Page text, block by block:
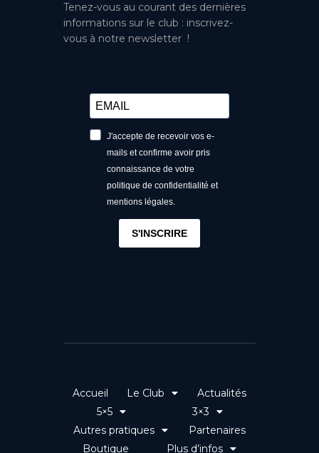
Tenez-vous au courant des dernières
informations sur le club : inscrivez-
vous à notre newsletter !
J'accepte de recevoir vos e-
mails et confirme avoir pris
connaissance de votre
politique de confidentialité et
mentions légales.
S'INSCRIRE
Accueil Le Club
Actualités
5×5
3×3
Autres pratiques
Partenaires
Boutique
Plus d’infos